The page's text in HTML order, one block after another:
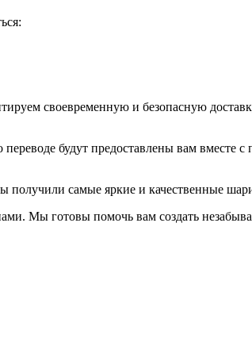
своевременную и безопасную
будут предоставлены вам вместе с
получили самые яркие и качественные
Мы готовы помочь вам создать